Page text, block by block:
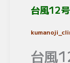
台風12
台風